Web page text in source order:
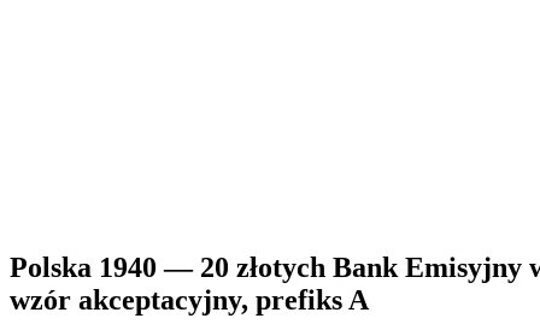
Polska 1940 — 20 złotych Bank Emisyjny
wzór akceptacyjny, prefiks A